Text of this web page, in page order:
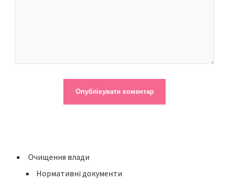
Очищення влади
Нормативні документи